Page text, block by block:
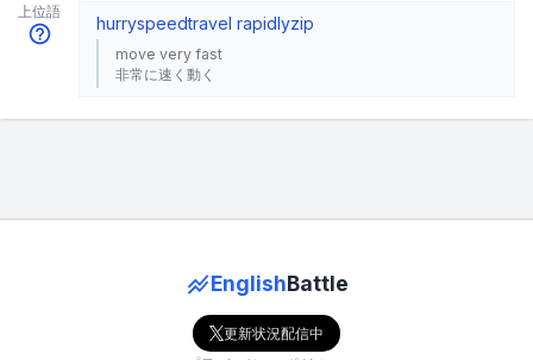
上位語
hurryspeedtravel rapidlyzip
move very fast
非常に速く動く
EnglishBattle
更新状況配信中